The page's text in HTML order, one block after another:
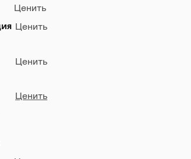
Ценить
Ценить
Ценить
Ценить